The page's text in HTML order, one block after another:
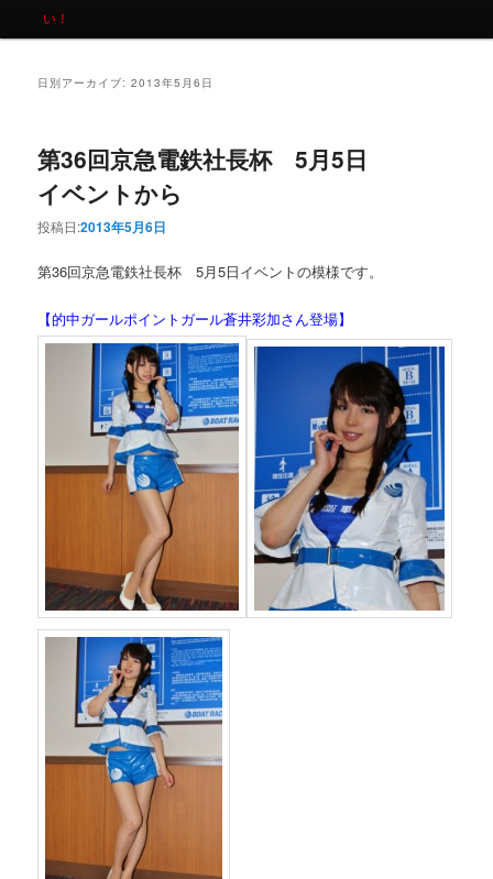
い！
日別アーカイブ:2013年5月6日
第36回京急電鉄社長杯 5月5日
イベントから
投稿日:2013年5月6日
第36回京急電鉄社長杯 5月5日イベントの模様です。
【的中ガールポイントガール蒼井彩加さん登場】